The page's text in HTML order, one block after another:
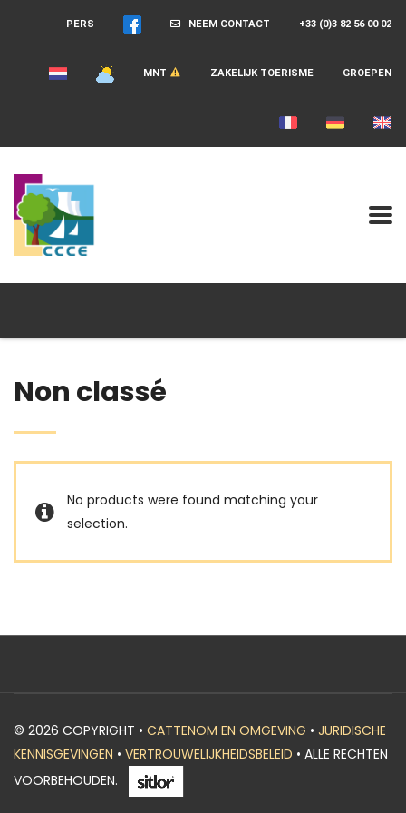
+33 (0)3 82 56 00 02
NEEM CONTACT
PERS
GROEPEN
ZAKELIJK TOERISME
MNT
Non classé
No products were found matching your
selection.
© 2026 COPYRIGHT • CATTENOM EN OMGEVING • JURIDISCHE
KENNISGEVINGEN • VERTROUWELIJKHEIDSBELEID • ALLE RECHTEN
VOORBEHOUDEN.